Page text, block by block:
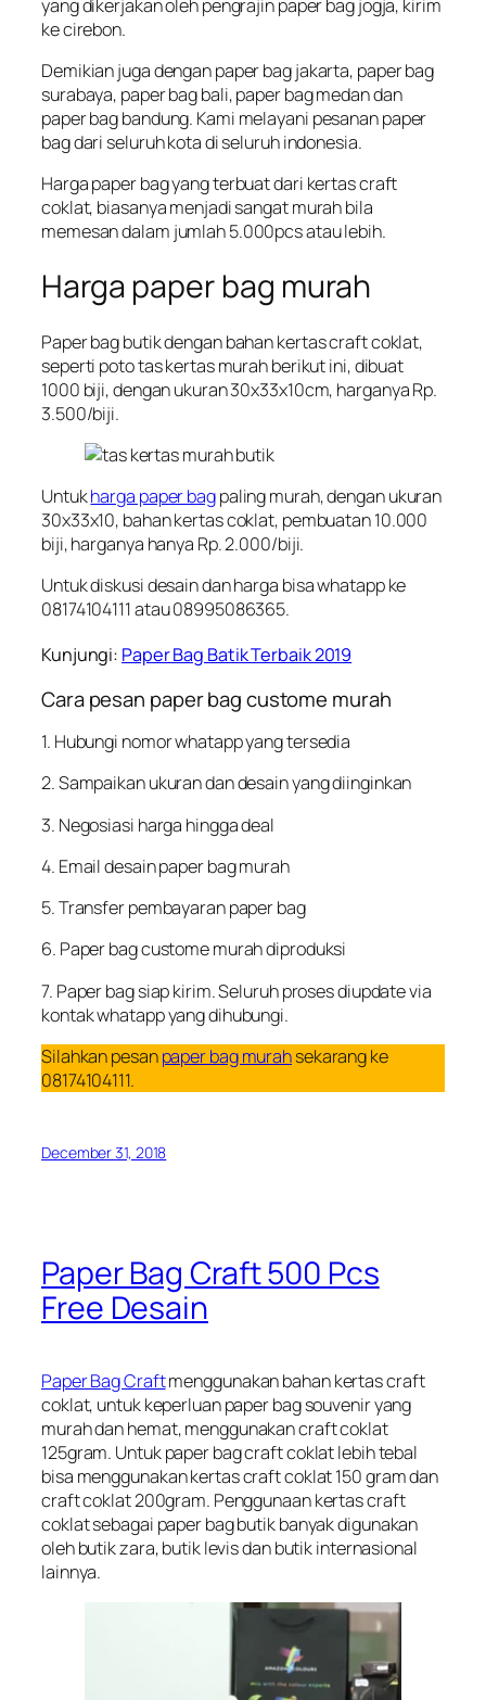
yang dikerjakan oleh pengrajin paper bag jogja, kirim
ke cirebon.
Demikian juga dengan paper bag jakarta, paper bag
surabaya, paper bag bali, paper bag medan dan
paper bag bandung. Kami melayani pesanan paper
bag dari seluruh kota di seluruh indonesia.
Harga paper bag yang terbuat dari kertas craft
coklat, biasanya menjadi sangat murah bila
memesan dalam jumlah 5.000pcs atau lebih.
Harga paper bag murah
Paper bag butik dengan bahan kertas craft coklat,
seperti poto tas kertas murah berikut ini, dibuat
1000 biji, dengan ukuran 30x33x10cm, harganya Rp.
3.500/biji.
Untukharga paper bagpaling murah, dengan ukuran
30x33x10, bahan kertas coklat, pembuatan 10.000
biji, harganya hanya Rp. 2.000/biji.
Untuk diskusi desain dan harga bisa whatapp ke
08174104111 atau 08995086365.
Kunjungi: Paper Bag Batik Terbaik 2019
Cara pesan paper bag custome murah
1. Hubungi nomor whatapp yang tersedia
2. Sampaikan ukuran dan desain yang diinginkan
3. Negosiasi harga hingga deal
4. Email desain paper bag murah
5. Transfer pembayaran paper bag
6. Paper bag custome murah diproduksi
7. Paper bag siap kirim. Seluruh proses diupdate via
kontak whatapp yang dihubungi.
Silahkan pesanpaper bag murahsekarang ke
08174104111.
December 31, 2018
Paper Bag Craft 500 Pcs
Free Desain
Paper Bag Craftmenggunakan bahan kertas craft
coklat, untuk keperluan paper bag souvenir yang
murah dan hemat, menggunakan craft coklat
125gram. Untuk paper bag craft coklat lebih tebal
bisa menggunakan kertas craft coklat 150 gram dan
craft coklat 200gram. Penggunaan kertas craft
coklat sebagai paper bag butik banyak digunakan
oleh butik zara, butik levis dan butik internasional
lainnya.